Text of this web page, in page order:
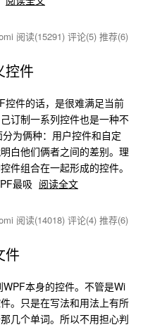
阅读(15291) 评论(5) 推荐(6)
件
控件的话，是很难满足当前
订制一系列控件也是一种不
为俩种：用户控件和自定
白他们俩者之间的差别。理
组合在一起形成的控件。
最吸 阅读全文
阅读(14018) 评论(4) 推荐(6)
本身的控件。不管是Wi
。只是在写法和用法上有所
几个单词。所以不用担心判